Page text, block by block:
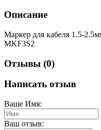
Описание
Маркер для кабеля 1.5-
MKF3S2
Отзывы (0)
Написать отзыв
Ваше Имя:
Ваш отзыв: